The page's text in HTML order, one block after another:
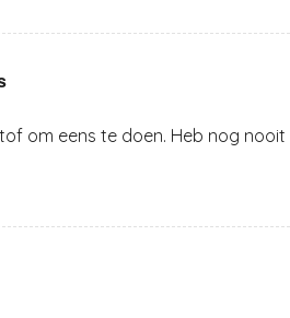
om eens te doen. Heb nog